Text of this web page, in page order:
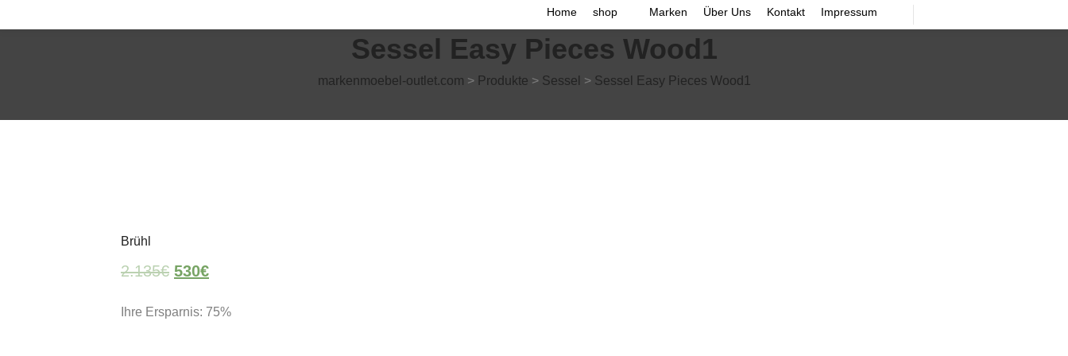
Home shop Marken Über Uns Kontakt Impressum
Sessel Easy Pieces Wood1
markenmoebel-outlet.com > Produkte > Sessel > Sessel Easy Pieces Wood1
Brühl
2.135€ 530€
Ihre Ersparnis: 75%